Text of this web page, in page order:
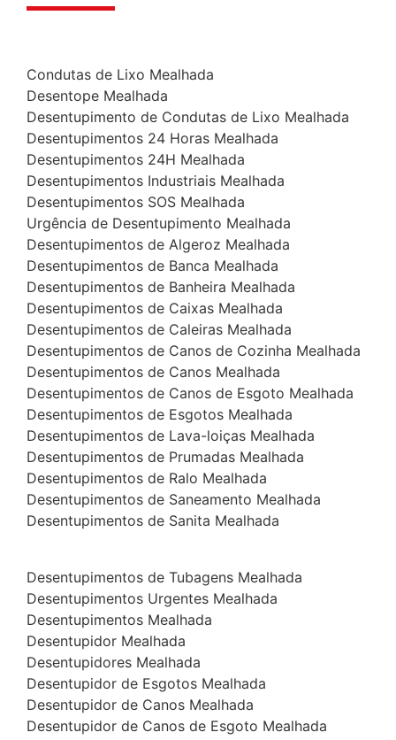
Condutas de Lixo Mealhada
Desentope Mealhada
Desentupimento de Condutas de Lixo Mealhada
Desentupimentos 24 Horas Mealhada
Desentupimentos 24H Mealhada
Desentupimentos Industriais Mealhada
Desentupimentos SOS Mealhada
Urgência de Desentupimento Mealhada
Desentupimentos de Algeroz Mealhada
Desentupimentos de Banca Mealhada
Desentupimentos de Banheira Mealhada
Desentupimentos de Caixas Mealhada
Desentupimentos de Caleiras Mealhada
Desentupimentos de Canos de Cozinha Mealhada
Desentupimentos de Canos Mealhada
Desentupimentos de Canos de Esgoto Mealhada
Desentupimentos de Esgotos Mealhada
Desentupimentos de Lava-loiças Mealhada
Desentupimentos de Prumadas Mealhada
Desentupimentos de Ralo Mealhada
Desentupimentos de Saneamento Mealhada
Desentupimentos de Sanita Mealhada
Desentupimentos de Tubagens Mealhada
Desentupimentos Urgentes Mealhada
Desentupimentos Mealhada
Desentupidor Mealhada
Desentupidores Mealhada
Desentupidor de Esgotos Mealhada
Desentupidor de Canos Mealhada
Desentupidor de Canos de Esgoto Mealhada